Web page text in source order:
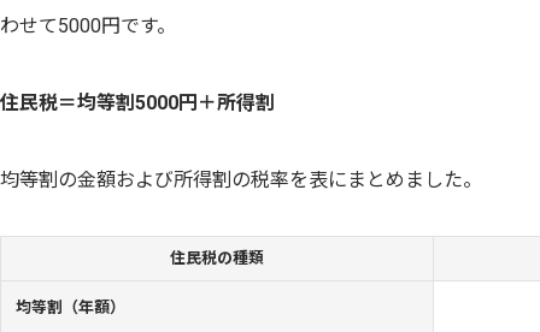
わせて5000円です。
住民税＝均等割5000円＋所得割
均等割の金額および所得割の税率を表にまとめました。
住民税の種類
均等割（年額）